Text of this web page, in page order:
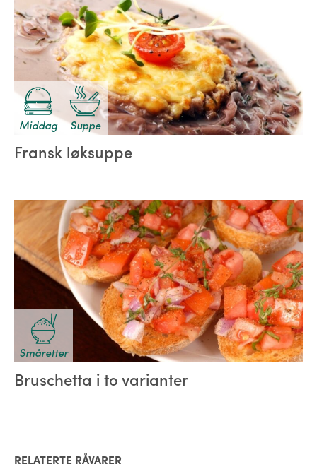
Middag Suppe
Fransk løksuppe
Småretter
Bruschetta i to varianter
RELATERTE RÅVARER